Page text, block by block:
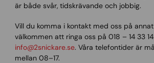
är både svår, tidskrävande och jobbig.
Vill du komma i kontakt med oss på
välkommen att ringa oss på 018 – 14 33
info@2snickare.se. Våra telefontider är
mellan 08–17.